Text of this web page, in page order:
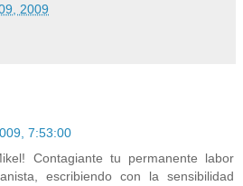
2009
7:53:00
Contagiante tu permanente labor
escribiendo con la sensibilidad